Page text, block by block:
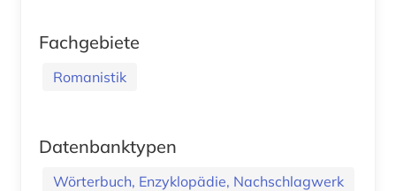
Fachgebiete
Romanistik
Datenbanktypen
Wörterbuch, Enzyklopädie, Nachschlagwerk